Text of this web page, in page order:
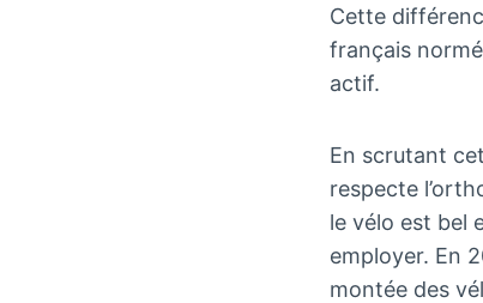
Cette
français
actif.
En scrutant
respecte
le vélo est bel
employer. En
montée des